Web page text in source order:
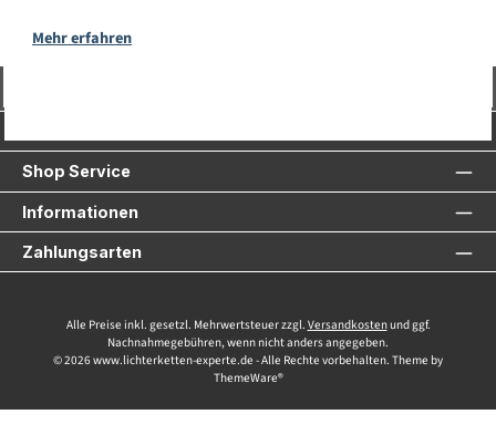
Mehr erfahren
Shop Service
Informationen
Zahlungsarten
Alle Preise inkl. gesetzl. Mehrwertsteuer zzgl. Versandkostenund ggf.
Nachnahmegebühren, wenn nicht anders angegeben.
© 2026 www.lichterketten-experte.de - Alle Rechte vorbehalten. Theme by
ThemeWare®